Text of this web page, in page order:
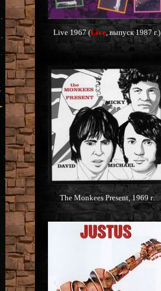
Live 1967 (Live, выпуск 1987 г.)
The Monkees Present, 1969 г.